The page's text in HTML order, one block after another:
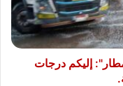
إليكم درجات